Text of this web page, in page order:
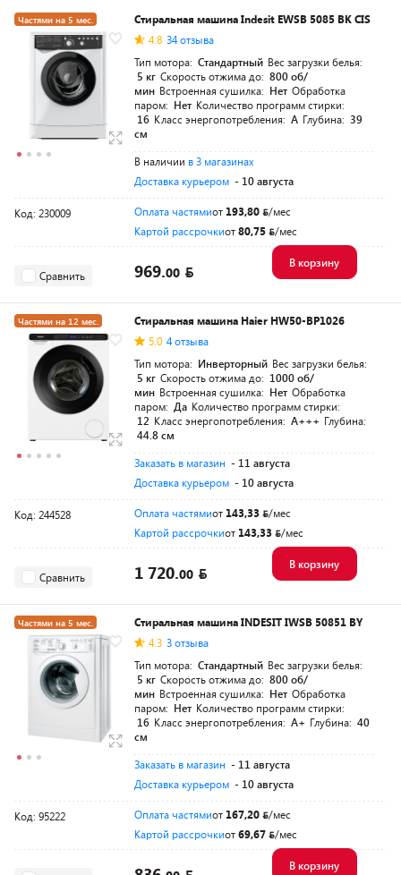
Частями на 5 мес.
Стиральная машина Indesit EWSB 5085 BK CIS
4.8 34 отзыва
Тип мотора: Стандартный Вес загрузки белья:
5 кг Скорость отжима до: 800 об/
мин Встроенная сушилка: Нет Обработка
паром: Нет Количество программ стирки:
16 Класс энергопотребления: A Глубина: 39
см
В наличии в 3 магазинах
Доставка курьером - 10 августа
Код: 230009 Оплата частямиот 193,80
/мес
Картой рассрочкиот80,75 /мес
Сравнить 969.00
В корзину
Частями на 12 мес.
Стиральная машина Haier HW50-BP1026
5.0 4 отзыва
Тип мотора: Инверторный Вес загрузки белья:
5 кг Скорость отжима до: 1000 об/
мин Встроенная сушилка: Нет Обработка
паром: Да Количество программ стирки:
12 Класс энергопотребления: A+++ Глубина:
44.8 см
Заказать в магазин - 11 августа
Доставка курьером - 10 августа
Код: 244528 Оплата частямиот 143,33
/мес
Картой рассрочкиот 143,33 /мес
Сравнить 1 720.00
В корзину
Частями на 5 мес.
Стиральная машина INDESIT IWSB 50851 BY
4.3 3 отзыва
Тип мотора: Стандартный Вес загрузки белья:
5 кг Скорость отжима до: 800 об/
мин Встроенная сушилка: Нет Обработка
паром: Нет Количество программ стирки:
16 Класс энергопотребления: A+ Глубина: 40
см
Заказать в магазин - 11 августа
Доставка курьером - 10 августа
Код: 95222 Оплата частямиот 167,20
/мес
Картой рассрочкиот69,67 /мес
В корзину